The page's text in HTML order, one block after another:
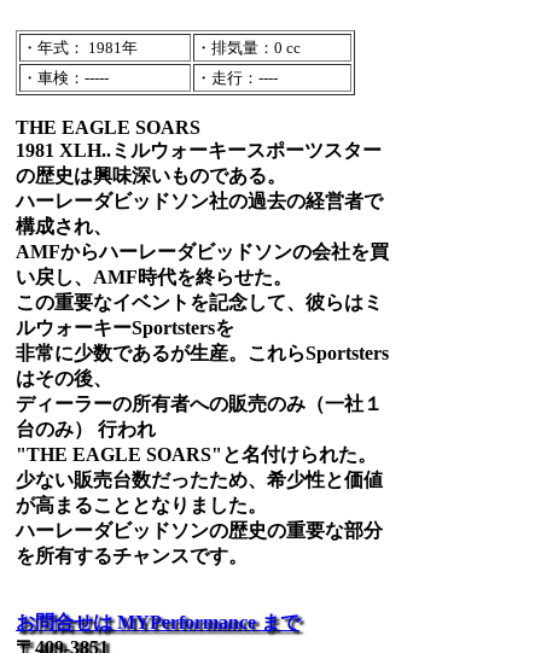
・年式： 1981年
・排気量：0 cc
・車検：-----
・走行：----
THE EAGLE SOARS
1981 XLH..ミルウォーキースポーツスター
の歴史は興味深いものである。
ハーレーダビッドソン社の過去の経営者で
構成され、
AMFからハーレーダビッドソンの会社を買
い戻し、AMF時代を終らせた。
この重要なイベントを記念して、彼らはミ
ルウォーキーSportstersを
非常に少数であるが生産。これらSportsters
はその後、
ディーラーの所有者への販売のみ（一社１
台のみ） 行われ
"THE EAGLE SOARS"と名付けられた。
少ない販売台数だったため、希少性と価値
が高まることとなりました。
ハーレーダビッドソンの歴史の重要な部分
を所有するチャンスです。
お問合せは MYPerformance まで
〒409-3851